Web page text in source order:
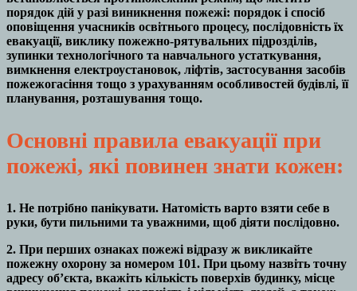
порядок дій у разі виникнення пожежі: порядок і спосіб
оповіщення учасників освітнього процесу, послідовність їх
евакуації, виклику пожежно-рятувальних підрозділів,
зупинки технологічного та навчального устаткування,
вимкнення електроустановок, ліфтів, застосування засобів
пожежогасіння тощо з урахуванням особливостей будівлі, її
планування, розташування тощо.
Основні правила евакуації при
пожежі, які повинен знати кожен:
1. Не потрібно панікувати. Натомість варто взяти себе в
руки, бути пильними та уважними, щоб діяти послідовно.
2. При перших ознаках пожежі відразу ж викликайте
пожежну охорону за номером 101. При цьому назвіть точну
адресу об’єкта, вкажіть кількість поверхів будинку, місце